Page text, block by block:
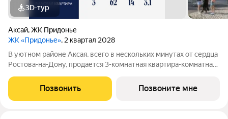
3D-тур
Аксай,ЖК Придонье
ЖК «Придонье», 2 квартал 2028
В уютном районе Аксая, всего в нескольких минутах от сердца
Ростова-на-Дону, продается 3-комнатная квартира-комнатная
№3.1. Квартира находится в жилом микрорайоне комфорт-
класса «Придонье» от
Позвонить Позвоните мне